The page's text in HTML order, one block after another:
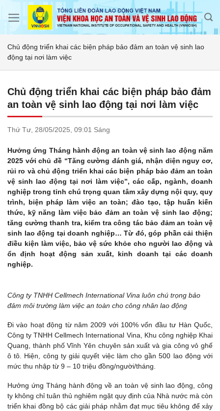
Chủ động triển khai các biện pháp bảo đảm an toàn vệ sinh lao
động tại nơi làm việc
Chủ động triển khai các biện pháp bảo đảm
an toàn vệ sinh lao động tại nơi làm việc
Thứ Tư, 28/05/2025, 09:01 Sáng
Hưởng ứng Tháng hành động an toàn vệ sinh lao động năm
2025 với chủ đề “Tăng cường đánh giá, nhận diện nguy cơ,
rủi ro và chủ động triển khai các biện pháp bảo đảm an toàn
vệ sinh lao động tại nơi làm việc”, các cấp, ngành, doanh
nghiệp trong tỉnh chú trọng quan tâm xây dựng nội quy, quy
trình, biện pháp làm việc an toàn; đào tạo, tập huấn kiến
thức, kỹ năng làm việc bảo đảm an toàn vệ sinh lao động;
tăng cường thanh tra, kiểm tra công tác bảo đảm an toàn vệ
sinh lao động tại doanh nghiệp… Từ đó, góp phần cải thiện
điều kiện làm việc, bảo vệ sức khỏe cho người lao động và
ổn định hoạt động sản xuất, kinh doanh tại các doanh
nghiệp.
Công ty TNHH Cellmech International Vina luôn chú trọng bảo
đảm môi trường làm việc an toàn cho công nhân lao động
Đi vào hoạt động từ năm 2009 với 100% vốn đầu tư Hàn Quốc,
Công ty TNHH Cellmech International Vina, Khu công nghiệp Khai
Quang, thành phố Vĩnh Yên chuyên sản xuất và gia công vỏ ghế
ô tô. Hiện, công ty giải quyết việc làm cho gần 500 lao động với
mức thu nhập từ 9 – 10 triệu đồng/người/tháng.
Hưởng ứng Tháng hành động về an toàn vệ sinh lao động, công
ty không chỉ tuân thủ nghiêm ngặt quy định của Nhà nước mà còn
triển khai đồng bộ các giải pháp nhằm đạt mục tiêu không để xảy